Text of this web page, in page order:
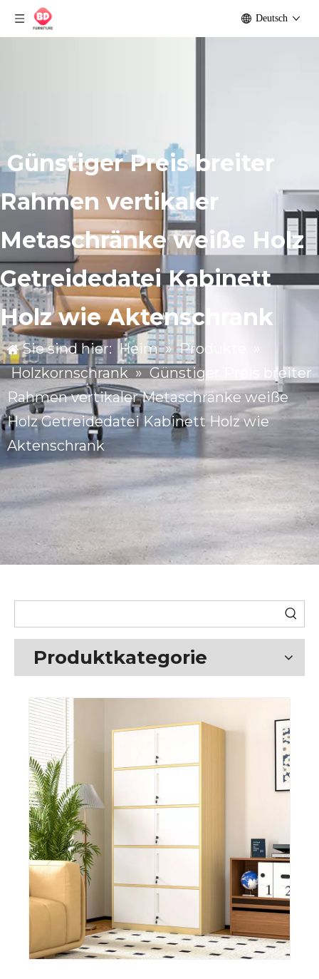
Deutsch
Günstiger Preis breiter
Rahmen vertikaler
Metaschränke weiße Holz
Getreidedatei Kabinett
Holz wie Aktenschrank
Sie sind hier: Heim » Produkte
Holzkornschrank » Günstiger Preis breiter
Rahmen vertikaler Metaschränke weiße
Holz Getreidedatei Kabinett Holz wie
Aktenschrank
Produktkategorie